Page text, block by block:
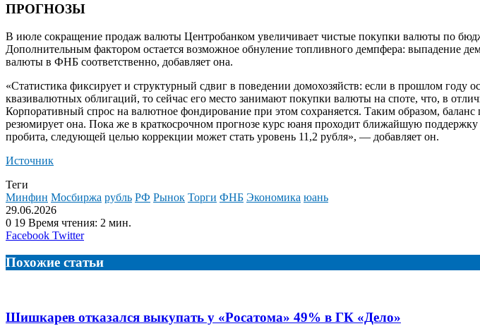
ПРОГНОЗЫ
В июле сокращение продаж валюты Центробанком увеличивает чистые покупки валюты по
Дополнительным фактором остается возможное обнуление топливного демпфера: выпадение
валюты в ФНБ соответственно, добавляет она.
«Статистика фиксирует и структурный сдвиг в поведении домохозяйств: если в прошлом
квазивалютных облигаций, то сейчас его место занимают покупки валюты на споте, что, в
Корпоративный спрос на валютное фондирование при этом сохраняется. Таким образом,
резюмирует она. Пока же в краткосрочном прогнозе курс юаня проходит ближайшую
пробита, следующей целью коррекции может стать уровень 11,2 рубля», — добавляет он.
Источник
Теги
Минфин Мосбиржа рубль РФ Рынок Торги ФНБ Экономика юань
29.06.2026
0 19 Время чтения: 2 мин.
Facebook TwitterLinkedIn
Tumblr
Reddit
Вконтакте
Одноклассники
Skype
Messenger
Messenger
WhatsApp
Telegram
Viber
Line
Поделиться
электронную
почту
Похожие статьи
Шишкарев отказался выкупать у «Росатома» 49% в ГК «Дело»